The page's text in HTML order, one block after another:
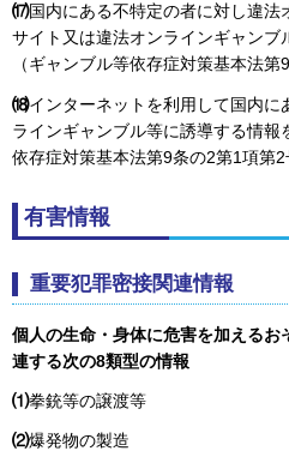
⒄国内にある不特定の者に対し違
サイト又は違法オンラインギャンブ
（ギャンブル等依存症対策基本法第
⒅インターネットを利用して国内に
ラインギャンブル等に誘導する情
依存症対策基本法第9条の2第1項第2
有害情報
重要犯罪密接関連情報
個人の生命・身体に危害を加えるお
連する次の8類型の情報
⑴拳銃等の譲渡等
⑵爆発物の製造